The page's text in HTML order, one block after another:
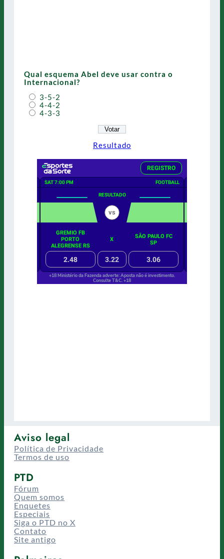
Qual esquema Abel deve usar contra o
Internacional?
3-5-2
4-4-2
4-3-3
Resultado
Aviso legal
Política de Privacidade
Termos de uso
PTD
Fórum
Quem somos
Enquetes
Especiais
Siga o PTD no X
Contato
Site antigo